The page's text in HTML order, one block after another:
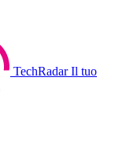
TechRadar Il tuo